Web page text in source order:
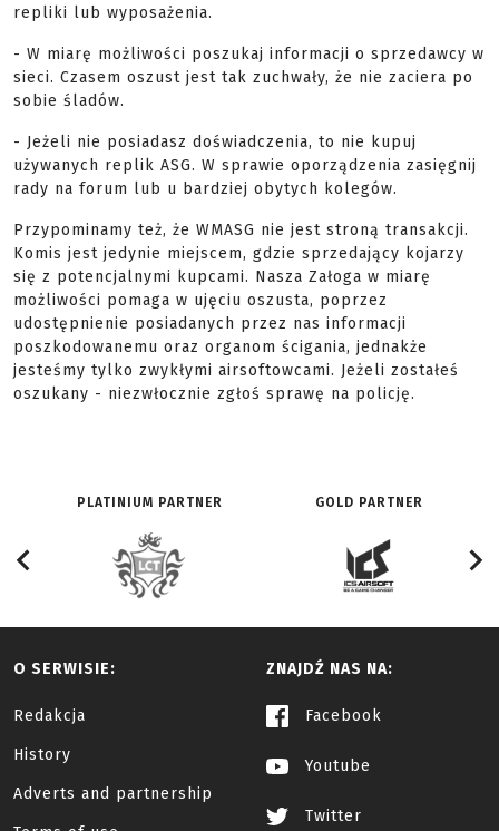
repliki lub wyposażenia.
- W miarę możliwości poszukaj informacji o sprzedawcy w
sieci. Czasem oszust jest tak zuchwały, że nie zaciera po
sobie śladów.
- Jeżeli nie posiadasz doświadczenia, to nie kupuj
używanych replik ASG. W sprawie oporządzenia zasięgnij
rady na forum lub u bardziej obytych kolegów.
Przypominamy też, że WMASG nie jest stroną transakcji.
Komis jest jedynie miejscem, gdzie sprzedający kojarzy
się z potencjalnymi kupcami. Nasza Załoga w miarę
możliwości pomaga w ujęciu oszusta, poprzez
udostępnienie posiadanych przez nas informacji
poszkodowanemu oraz organom ścigania, jednakże
jesteśmy tylko zwykłymi airsoftowcami. Jeżeli zostałeś
oszukany - niezwłocznie zgłoś sprawę na policję.
PLATINIUM PARTNER GOLD PARTNER
O SERWISIE:
Redakcja
History
Adverts and partnership
ZNAJDŹ NAS NA:
Facebook
Youtube
Twitter